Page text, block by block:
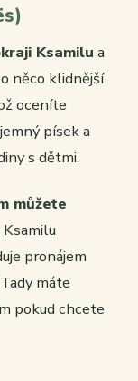
Ksamilu a
něco klidnější
oceníte
písek a
s dětmi.
můžete
Ksamilu
pronájem
máte
pokud chcete